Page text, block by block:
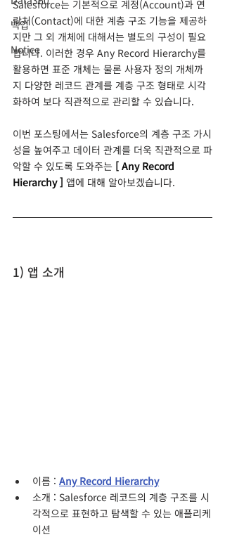
백업
Notice
Salesforce는 기본적으로 계정(Account)과 연
락처(Contact)에 대한 계층 구조 기능을 제공하
지만 그 외 개체에 대해서는 별도의 구성이 필요
합니다. 이러한 경우 Any Record Hierarchy를
활용하면 표준 개체는 물론 사용자 정의 개체까
지 다양한 레코드 관계를 계층 구조 형태로 시각
화하여 보다 직관적으로 관리할 수 있습니다.
이번 포스팅에서는 Salesforce의 계층 구조 가시
성을 높여주고 데이터 관계를 더욱 직관적으로 파
악할 수 있도록 도와주는 [ Any Record
Hierarchy ] 앱에 대해 알아보겠습니다.
1) 앱 소개
이름 : Any Record Hierarchy
소개 : Salesforce 레코드의 계층 구조를 시
각적으로 표현하고 탐색할 수 있는 애플리케
이션